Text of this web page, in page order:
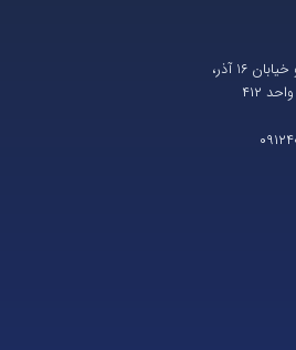
تهران، تقاطع بلوار کشاورز و خیابان 1۶ آذر،